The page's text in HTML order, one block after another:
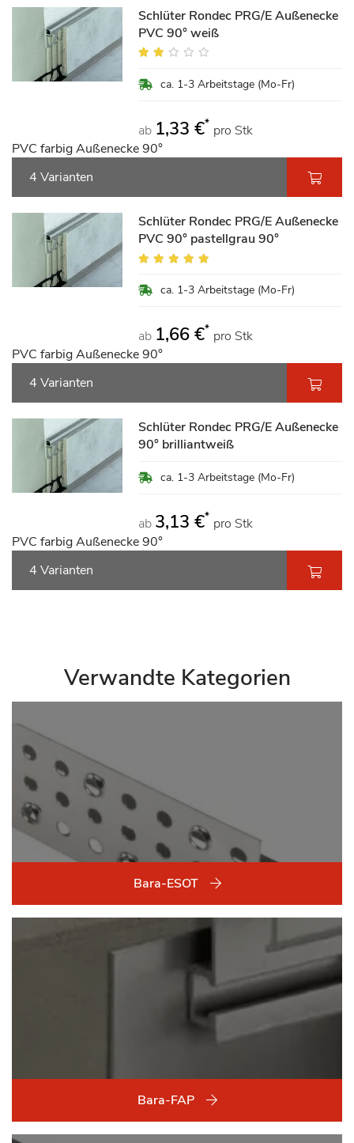
Schlüter Rondec PRG/E Außenecke
PVC 90° weiß
Bewertung:
ca. 1-3 Arbeitstage (Mo-Fr)
ab 1,33 €* pro Stk
PVC farbig Außenecke 90°
4 Varianten
Schlüter Rondec PRG/E Außenecke
PVC 90° pastellgrau 90°
Bewertung:
ca. 1-3 Arbeitstage (Mo-Fr)
ab 1,66 €* pro Stk
PVC farbig Außenecke 90°
4 Varianten
Schlüter Rondec PRG/E Außenecke
90° brilliantweiß
ca. 1-3 Arbeitstage (Mo-Fr)
ab 3,13 €* pro Stk
PVC farbig Außenecke 90°
4 Varianten
Verwandte Kategorien
Bara-ESOT
Bara-FAP